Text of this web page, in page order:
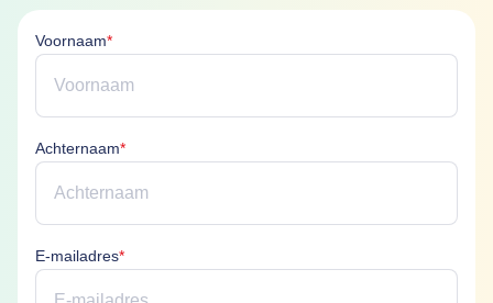
Voornaam*Voornaam is verplicht
Achternaam*Achternaam is verplicht
E-mailadres*E-mailadres is verplicht